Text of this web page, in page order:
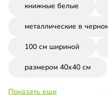
книжные белые
металлические в
100 см шириной
размером 40х40 см
Показать еще